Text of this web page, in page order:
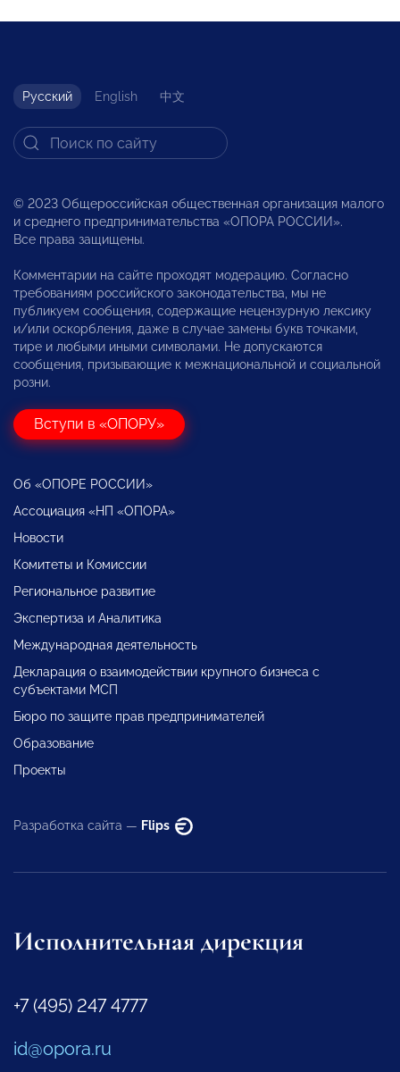
Русский English 中文
© 2023 Общероссийская общественная организация малого
и среднего предпринимательства «ОПОРА РОССИИ».
Все права защищены.
Комментарии на сайте проходят модерацию. Согласно
требованиям российского законодательства, мы не
публикуем сообщения, содержащие нецензурную лексику
и/или оскорбления, даже в случае замены букв точками,
тире и любыми иными символами. Не допускаются
сообщения, призывающие к межнациональной и социальной
розни.
Вступи в «ОПОРУ»
Об «ОПОРЕ РОССИИ»
Ассоциация «НП «ОПОРА»
Новости
Комитеты и Комиссии
Региональное развитие
Экспертиза и Аналитика
Международная деятельность
Декларация о взаимодействии крупного бизнеса с
субъектами МСП
Бюро по защите прав предпринимателей
Образование
Проекты
Разработка сайта — Flips
Исполнительная дирекция
+7 (495) 247 4777
id@opora.ru